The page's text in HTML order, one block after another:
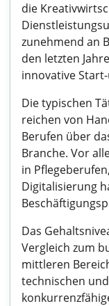
die
zunehmend an
den letzten
innovative
Die typischen
reichen von
Berufen über
Branche. Vor
in
Digitalisierung
Das
Vergleich zum
mittleren
technischen